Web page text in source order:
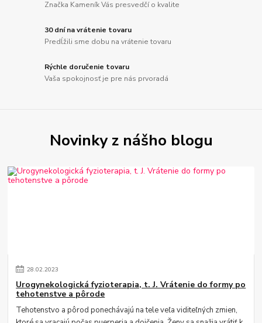
Značka Kameník Vás presvedčí o kvalite
30 dní na vrátenie tovaru
Predĺžili sme dobu na vrátenie tovaru
Rýchle doručenie tovaru
Vaša spokojnosť je pre nás prvoradá
Novinky z nášho blogu
28.02.2023
Urogynekologická fyzioterapia, t. J. Vrátenie do formy po
tehotenstve a pôrode
Tehotenstvo a pôrod ponechávajú na tele veľa viditeľných zmien,